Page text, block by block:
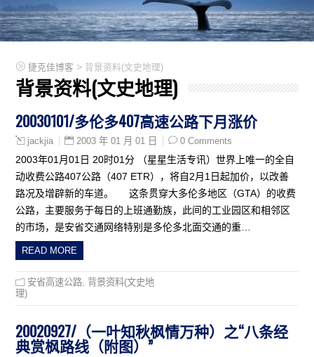
捷克佳博客 > 背景资料(文史地理)
背景资料(文史地理)
20030101/多伦多407高速公路下月涨价
jackjia 2003 年 01 月 01 日 0 Comments
2003年01月01日 20时01分 （星星生活专讯）世界上唯一的全自
动收费公路407公路（407 ETR），将自2月1日起加价，以改善
路况及增辟新的车道。 这条贯穿大多伦多地区（GTA）的收费
公路，主要服务于每日的上班通勤族，此间的工业园区和相邻区
的市场，是安省交通网络特别是多伦多北面交通的重…
READ MORE
安省高速公路 背景资料(文史地
理)
20020927/（一叶知秋枫情万种）之“八条经
典赏枫路线（附图）”